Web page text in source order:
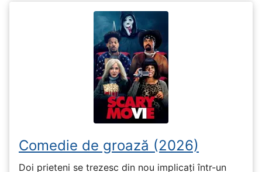
Comedie de groază (2026)
Doi prieteni se trezesc din nou implicați într-un